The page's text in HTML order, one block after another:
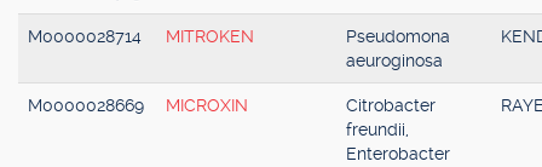
M0000028714 MITROKEN
Pseudomona
aeuroginosa
M0000028669 MICROXIN
Citrobacter
freundii,
Enterobacter